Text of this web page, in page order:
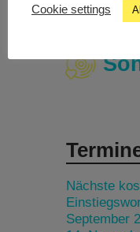
Nächste
September
Cookie settings